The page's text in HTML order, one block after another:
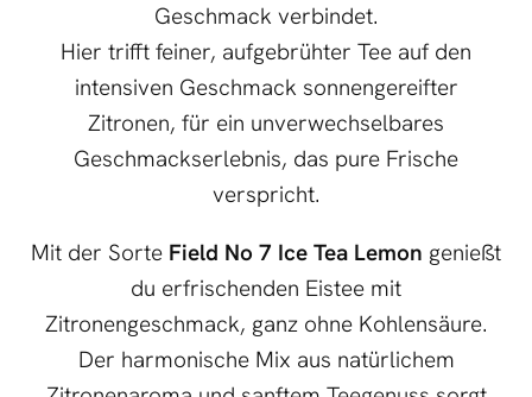
Geschmack verbindet.
Hier trifft feiner, aufgebrühter Tee auf den
intensiven Geschmack sonnengereifter
Zitronen, für ein unverwechselbares
Geschmackserlebnis, das pure Frische
verspricht.
Mit der Sorte Field No 7 Ice Tea Lemon genießt
du erfrischenden Eistee mit
Zitronengeschmack, ganz ohne Kohlensäure.
Der harmonische Mix aus natürlichem